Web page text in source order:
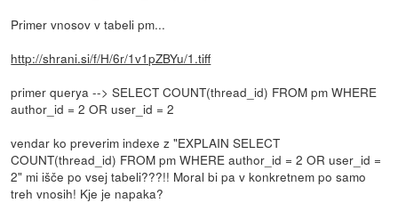
Primer vnosov v tabeli pm...
http://shrani.si/f/H/6r/1v1pZBYu/1.tiff
primer querya --> SELECT COUNT(thread_id) FROM pm WHERE
author_id = 2 OR user_id = 2
vendar ko preverim indexe z "EXPLAIN SELECT
COUNT(thread_id) FROM pm WHERE author_id = 2 OR user_id =
2" mi išče po vsej tabeli???!! Moral bi pa v konkretnem po samo
treh vnosih! Kje je napaka?